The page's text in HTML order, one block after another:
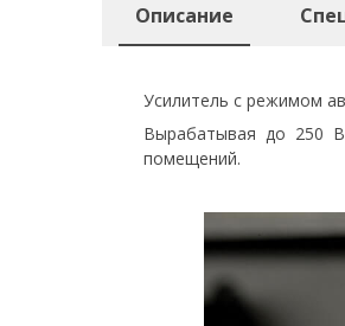
Описание
Усилитель с режимом
Вырабатывая до 250
помещений.